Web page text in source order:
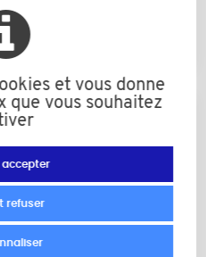
et vous donne
que vous souhaitez
accepter
refuser